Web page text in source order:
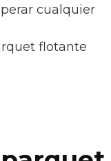
cualquier
flotante